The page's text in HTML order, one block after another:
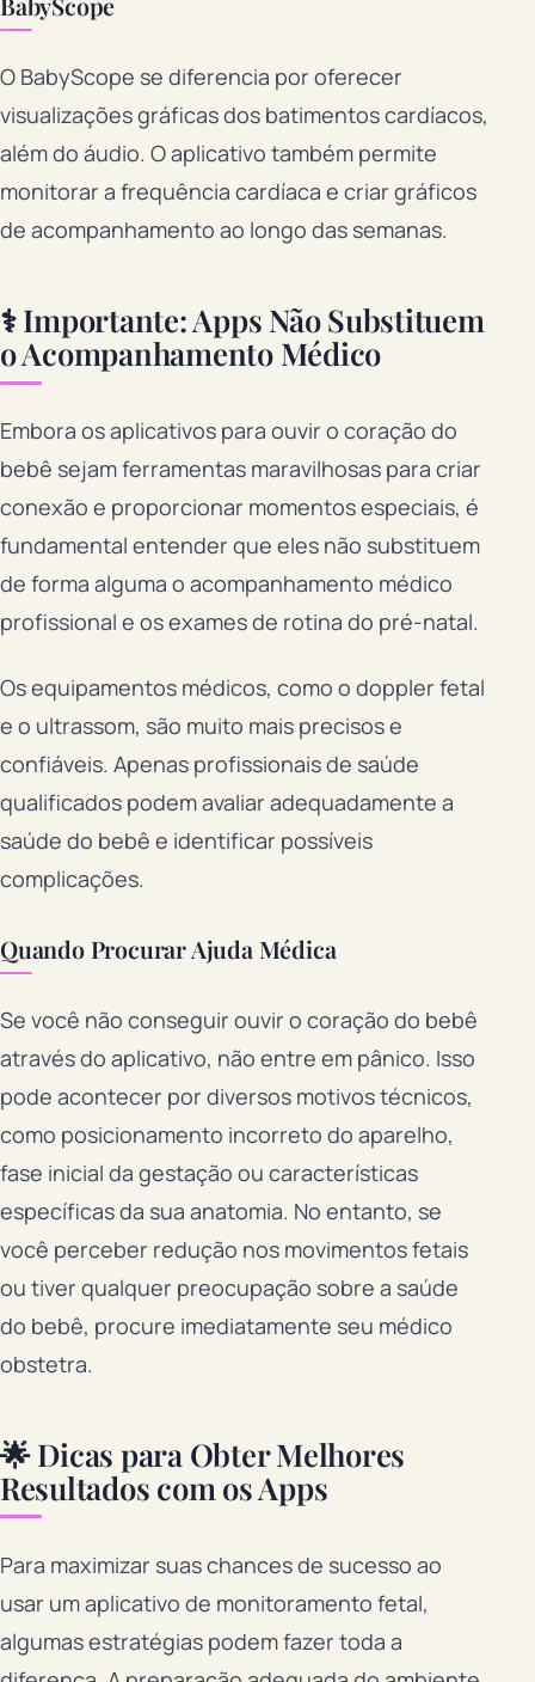
O BabyScope se diferencia por oferecer
visualizações gráficas dos batimentos cardíacos,
além do áudio. O aplicativo também permite
monitorar a frequência cardíaca e criar gráficos
de acompanhamento ao longo das semanas.
⚕️ Importante: Apps Não Substituem
o Acompanhamento Médico
Embora os aplicativos para ouvir o coração do
bebê sejam ferramentas maravilhosas para criar
conexão e proporcionar momentos especiais, é
fundamental entender que eles não substituem
de forma alguma o acompanhamento médico
profissional e os exames de rotina do pré-natal.
Os equipamentos médicos, como o doppler fetal
e o ultrassom, são muito mais precisos e
confiáveis. Apenas profissionais de saúde
qualificados podem avaliar adequadamente a
saúde do bebê e identificar possíveis
complicações.
Quando Procurar Ajuda Médica
Se você não conseguir ouvir o coração do bebê
através do aplicativo, não entre em pânico. Isso
pode acontecer por diversos motivos técnicos,
como posicionamento incorreto do aparelho,
fase inicial da gestação ou características
específicas da sua anatomia. No entanto, se
você perceber redução nos movimentos fetais
ou tiver qualquer preocupação sobre a saúde
do bebê, procure imediatamente seu médico
obstetra.
🌟 Dicas para Obter Melhores
Resultados com os Apps
Para maximizar suas chances de sucesso ao
usar um aplicativo de monitoramento fetal,
algumas estratégias podem fazer toda a